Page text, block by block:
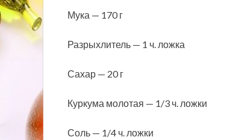
Мука — 170 г
Разрыхлитель — 1 ч. ложка
Сахар — 20 г
Куркума молотая — 1/3 ч. ложки
Соль — 1/4 ч. ложки